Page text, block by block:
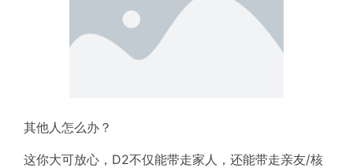
其他人怎么办？
这你大可放心，D2不仅能带走家人， 还能带走亲友/核